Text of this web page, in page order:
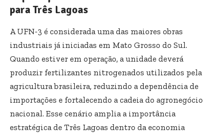
para Três Lagoas
A UFN-3 é considerada uma das maiores obras
industriais já iniciadas em Mato Grosso do Sul.
Quando estiver em operação, a unidade deverá
produzir fertilizantes nitrogenados utilizados pela
agricultura brasileira, reduzindo a dependência de
importações e fortalecendo a cadeia do agronegócio
nacional. Esse cenário amplia a importância
estratégica de Três Lagoas dentro da economia